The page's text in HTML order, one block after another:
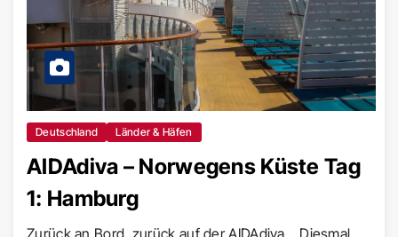
Deutschland Länder & Häfen
AIDAdiva – Norwegens Küste Tag
1: Hamburg
Zurück an Bord, zurück auf der AIDAdiva… Diesmal